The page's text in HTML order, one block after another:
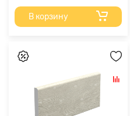
В корзину